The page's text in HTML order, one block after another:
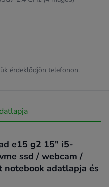
érdeklődjön telefonon.
e15 g2 15" i5-
ssd / webcam /
adatlapja és